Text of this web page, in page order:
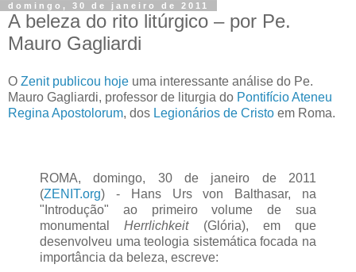
domingo, 30 de janeiro de 2011
A beleza do rito litúrgico – por Pe.
Mauro Gagliardi
O Zenit publicou hoje uma interessante análise do Pe.
Mauro Gagliardi, professor de liturgia do Pontifício Ateneu
Regina Apostolorum, dos Legionários de Cristo em Roma.
ROMA, domingo, 30 de janeiro de 2011
(ZENIT.org) - Hans Urs von Balthasar, na
"Introdução" ao primeiro volume de sua
monumentalHerrlichkeit(Glória), em que
desenvolveu uma teologia sistemática focada na
importância da beleza, escreve: